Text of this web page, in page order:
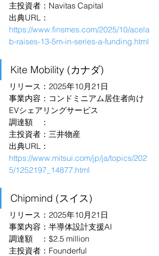
主投資者：Navitas Capital
出典URL：
https://www.finsmes.com/2025/10/acela
b-raises-13-5m-in-series-a-funding.html
Kite Mobility (カナダ)
リリース：2025年10月21日
事業内容：コンドミニアム居住者向け
EVシェアリングサービス
調達額　：
主投資者：三井物産
出典URL：
https://www.mitsui.com/jp/ja/topics/202
5/1252197_14877.html
Chipmind (スイス)
リリース：2025年10月21日
事業内容：半導体設計支援AI
調達額　：$2.5 million
主投資者：Founderful